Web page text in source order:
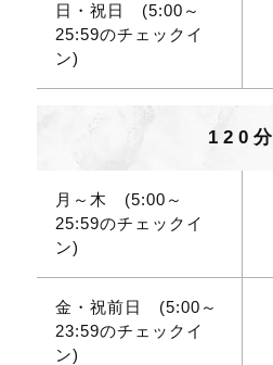
日・祝日 (5:00～
25:59のチェックイ
ン)
120分
月～木 (5:00～
25:59のチェックイ
ン)
金・祝前日 (5:00～
23:59のチェックイ
ン)